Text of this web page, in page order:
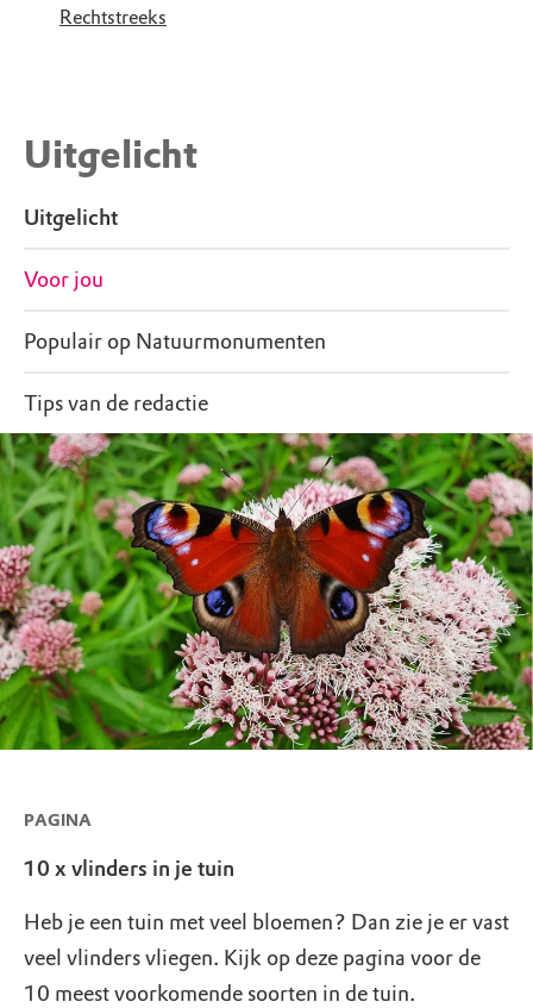
Rechtstreeks
Uitgelicht
Uitgelicht
Voor jou
Populair op Natuurmonumenten
Tips van de redactie
PAGINA
10 x vlinders in je tuin
Heb je een tuin met veel bloemen? Dan zie je er vast
veel vlinders vliegen. Kijk op deze pagina voor de
10 meest voorkomende soorten in de tuin.